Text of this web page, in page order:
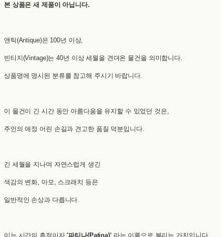
본 상품은 새 제품이 아닙니다.
앤틱(Antique)은 100년 이상,
빈티지(Vintage)는 40년 이상 세월을 견뎌온 물건을 의미합니다.
상품명에 명시된 분류를 참고해 주시기 바랍니다.
이 물건이 긴 시간 동안 아름다움을 유지할 수 있었던 것은,
주인의 애정 어린 손길과 견고한 품질 덕분입니다.
긴 세월을 지나며 자연스럽게 생긴
색감의 변화, 마모, 스크래치 등은
일반적인 손상과 다릅니다.
이는 시간의 흔적이자,'파티나(Patina)'라는 이름으로 불리는 가치입니다.